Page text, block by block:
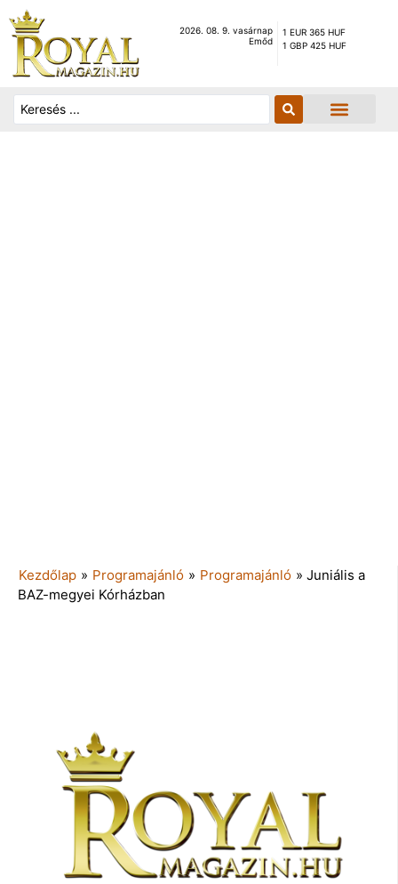
2026. 08. 9. vasárnap
Emőd
1 EUR 365 HUF
1 GBP 425 HUF
Kezdőlap » Programajánló » Programajánló » Juniális a
BAZ-megyei Kórházban